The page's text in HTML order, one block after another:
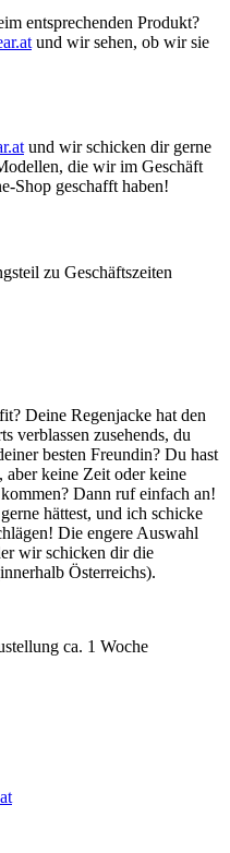
entsprechenden Produkt?
und wir sehen, ob wir sie
und wir schicken dir gerne
die wir im Geschäft
Shop geschafft haben!
zu Geschäftszeiten
Deine Regenjacke hat den
verblassen zusehends, du
besten Freundin? Du hast
aber keine Zeit oder keine
Dann ruf einfach an!
hättest, und ich schicke
Die engere Auswahl
wir schicken dir die
Österreichs).
ca. 1 Woche